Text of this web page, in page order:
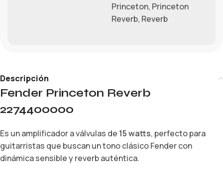
Princeton, Princeton
Reverb, Reverb
Descripción
Fender Princeton Reverb
2274400000
Es un amplificador a válvulas de 15 watts, perfecto para
guitarristas que buscan un tono clásico Fender con
dinámica sensible y reverb auténtica.